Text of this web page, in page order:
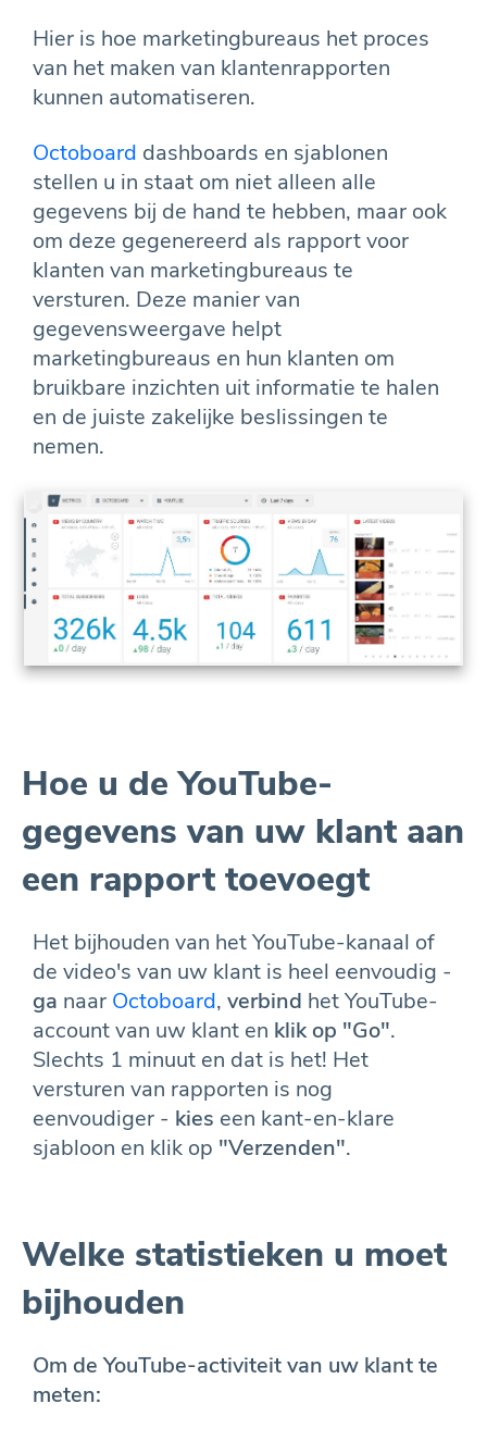
Hier is hoe marketingbureaus het proces
van het maken van klantenrapporten
kunnen automatiseren.
Octoboard dashboards en sjablonen
stellen u in staat om niet alleen alle
gegevens bij de hand te hebben, maar ook
om deze gegenereerd als rapport voor
klanten van marketingbureaus te
versturen. Deze manier van
gegevensweergave helpt
marketingbureaus en hun klanten om
bruikbare inzichten uit informatie te halen
en de juiste zakelijke beslissingen te
nemen.
Hoe u de YouTube-
gegevens van uw klant aan
een rapport toevoegt
Het bijhouden van het YouTube-kanaal of
de video's van uw klant is heel eenvoudig -
ga naar Octoboard, verbind het YouTube-
account van uw klant en klik op "Go".
Slechts 1 minuut en dat is het! Het
versturen van rapporten is nog
eenvoudiger - kies een kant-en-klare
sjabloon en klik op "Verzenden".
Welke statistieken u moet
bijhouden
Om de YouTube-activiteit van uw klant te
meten: